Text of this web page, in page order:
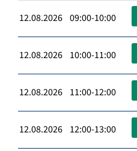
12.08.2026 09:00-10:00
12.08.2026 10:00-11:00
12.08.2026 11:00-12:00
12.08.2026 12:00-13:00